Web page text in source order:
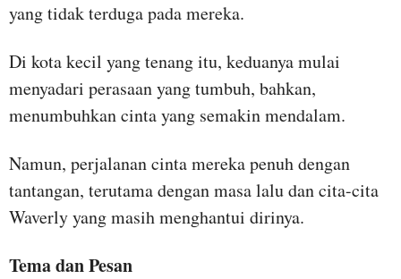
yang tidak terduga pada mereka.
Di kota kecil yang tenang itu, keduanya mulai
menyadari perasaan yang tumbuh, bahkan,
menumbuhkan cinta yang semakin mendalam.
Namun, perjalanan cinta mereka penuh dengan
tantangan, terutama dengan masa lalu dan cita-cita
Waverly yang masih menghantui dirinya.
Tema dan Pesan